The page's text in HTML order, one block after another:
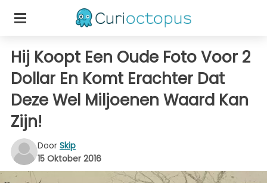
Hij Koopt Een Oude Foto Voor 2
Dollar En Komt Erachter Dat
Deze Wel Miljoenen Waard Kan
Zijn!
Door Skip
15 Oktober 2016